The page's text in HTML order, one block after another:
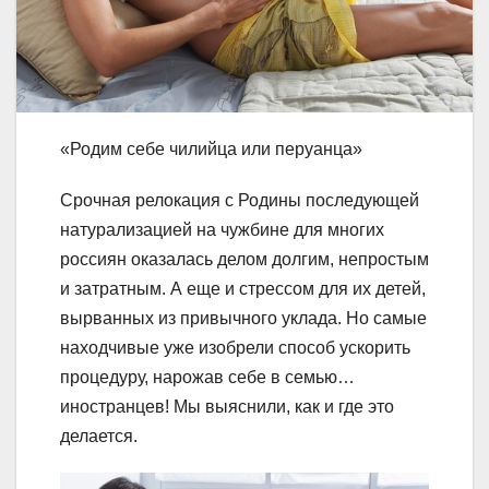
«Родим себе чилийца или перуанца»
Срочная релокация с Родины последующей
натурализацией на чужбине для многих
россиян оказалась делом долгим, непростым
и затратным. А еще и стрессом для их детей,
вырванных из привычного уклада. Но самые
находчивые уже изобрели способ ускорить
процедуру, нарожав себе в семью…
иностранцев! Мы выяснили, как и где это
делается.